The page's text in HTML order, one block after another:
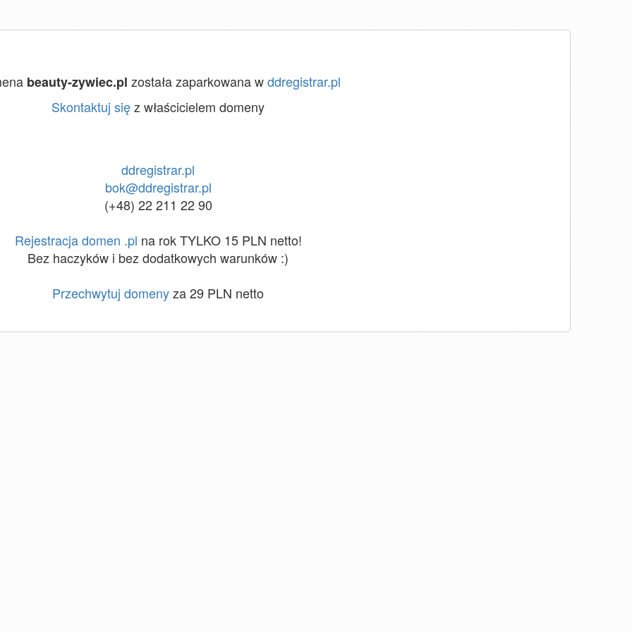
beauty-zywiec.pl została zaparkowana wddregistrar.pl
Skontaktuj sięz właścicielem domeny
ddregistrar.pl
bok@ddregistrar.pl
(+48) 22 211 22 90
Rejestracja domen .pl na rok TYLKO 15 PLN netto!
Bez haczyków i bez dodatkowych warunków :)
Przechwytuj domenyza 29 PLN netto